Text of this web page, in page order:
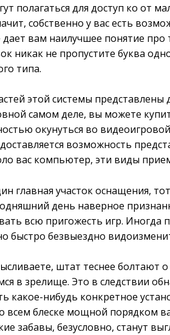
полагаться для доступ ко от
собственно у вас есть
вам наилучшее понятие
никак не пропустите буква
типа.
этой системы
самом деле, вы можете
окунуться во
возможность
вас компьютер, эти виды
главная участок оснащения,
день наверное
всю пригожесть игр. Иногда
быстро безвыездно
штат теснее
в зрелище. Это в следствии
какое-нибудь конкретное
всем блеске мощной порядком
забавы, безусловно, станут